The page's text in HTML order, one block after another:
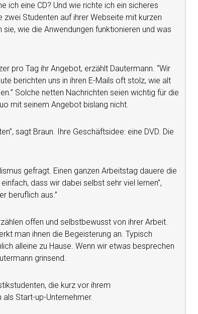
ich eine CD? Und wie richte ich ein sicheres
Studenten auf ihrer Webseite mit kurzen
wie die Anwendungen funktionieren und was
pro Tag ihr Angebot, erzählt Dautermann. “Wir
berichten uns in ihren E-Mails oft stolz, wie alt
Solche netten Nachrichten seien wichtig für die
mit seinem Angebot bislang nicht.
sagt Braun. Ihre Geschäftsidee: eine DVD. Die
gefragt. Einen ganzen Arbeitstag dauere die
dass wir dabei selbst sehr viel lernen”,
beruflich aus.”
offen und selbstbewusst von ihrer Arbeit.
man ihnen die Begeisterung an. Typisch
alleine zu Hause. Wenn wir etwas besprechen
grinsend.
die kurz vor ihrem
Start-up-Unternehmer.